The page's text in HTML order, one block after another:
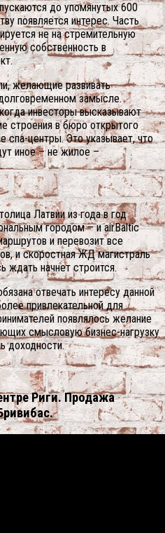
до упомянутых 600
появляется интерес. Часть
не на стремительную
собственность в
желающие развивать
замысле.
инвесторы высказывают
строения в бюро открытого
спа-центры. Это указывает, что
иное – не жилое –
Латвии из года в год
городом – и airBaltic
и перевозит все
и скоростная ЖД магистраль
ждать начнет строится.
отвечать интересу данной
привлекательной для
появлялось желание
смысловую бизнес-нагрузку
доходности.
Риги. Продажа